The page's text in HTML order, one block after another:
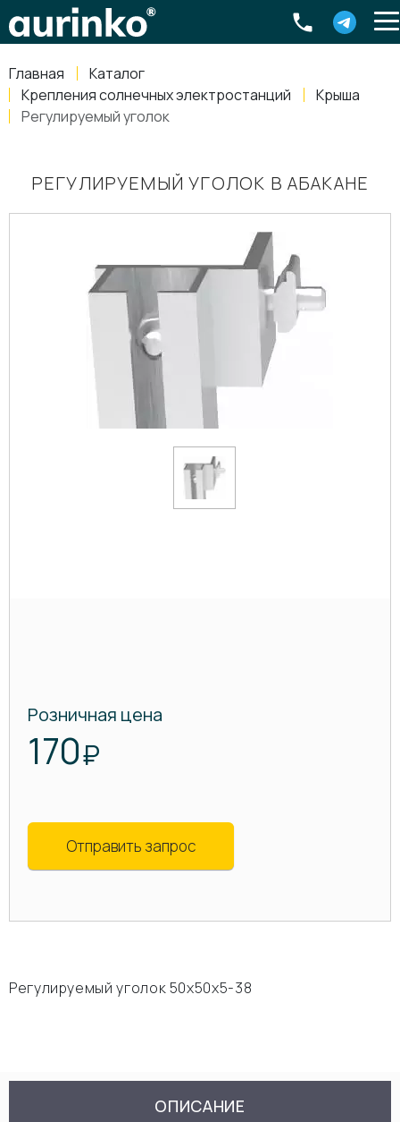
Главная
Каталог
Крепления солнечных электростанций
Крыша
Регулируемый уголок
РЕГУЛИРУЕМЫЙ УГОЛОК В АБАКАНЕ
Розничная цена
170₽
Отправить запрос
Регулируемый уголок 50х50х5-38
ОПИСАНИЕ
Россия, Свердловская область Екатеринбург ,
8-800-770-79-40